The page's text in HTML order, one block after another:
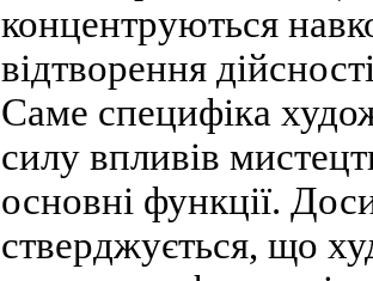
концентруються
відтворення
Саме специфіка
силу впливів
основні функції.
стверджується, що